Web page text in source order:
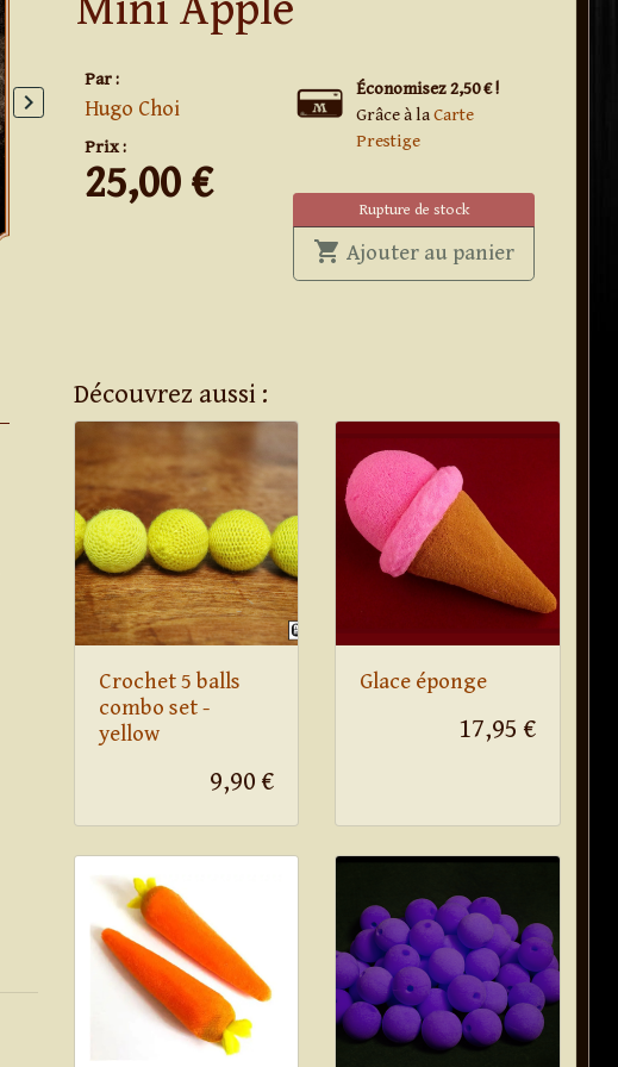
keyboard_arrow_right
Par :
Hugo Choi
Prix :
25,00 €
Économisez 2,50 € !
Grâce à laCarte
Prestige
Rupture de stock
shopping_cart Ajouter au panier' . Mini
Découvrez aussi :
Crochet 5 balls
combo set -
yellow
9,90 €
Glace éponge
17,95 €